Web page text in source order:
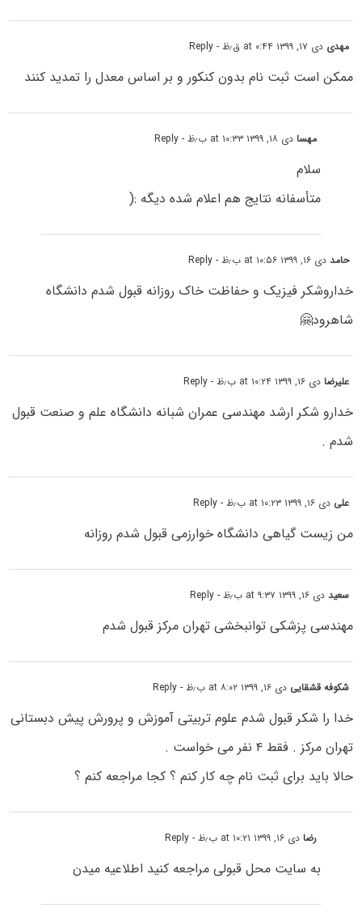
مهدی دی ۱۷, ۱۳۹۹ at ۰:۴۴ ق٫ظ - Reply
ممکن است ثبت نام بدون کنکور و بر اساس معدل را تمدید کنند
مهسادی ۱۸, ۱۳۹۹ at ۱۰:۳۳ ب٫ظ - Reply
سلام
متأسفانه نتایج هم اعلام شده دیگه :(
حامددی ۱۶, ۱۳۹۹ at ۱۰:۵۶ ب٫ظ - Reply
خداروشکر فیزیک و حفاظت خاک روزانه قبول شدم دانشگاه
شاهرود🤗
علیرضادی ۱۶, ۱۳۹۹ at ۱۰:۲۴ ب٫ظ - Reply
خدارو شکر ارشد مهندسی عمران شبانه دانشگاه علم و صنعت قبول
شدم .
علی دی ۱۶, ۱۳۹۹ at ۱۰:۲۳ ب٫ظ - Reply
من زیست گیاهی دانشگاه خوارزمی قبول شدم روزانه
سعیددی ۱۶, ۱۳۹۹ at ۹:۳۷ ب٫ظ - Reply
مهندسی پزشکی توانبخشی تهران مرکز قبول شدم
شکوفه قشقایی دی ۱۶, ۱۳۹۹ at ۸:۰۲ ب٫ظ - Reply
خدا را شکر قبول شدم علوم تربیتی آموزش و پرورش پیش دبستانی
تهران مرکز . فقط ۴ نفر می خواست .
حالا باید برای ثبت نام چه کار کنم ؟ کجا مراجعه کنم ؟
رضادی ۱۶, ۱۳۹۹ at ۱۰:۲۱ ب٫ظ - Reply
به سایت محل قبولی مراجعه کنید اطلاعیه میدن